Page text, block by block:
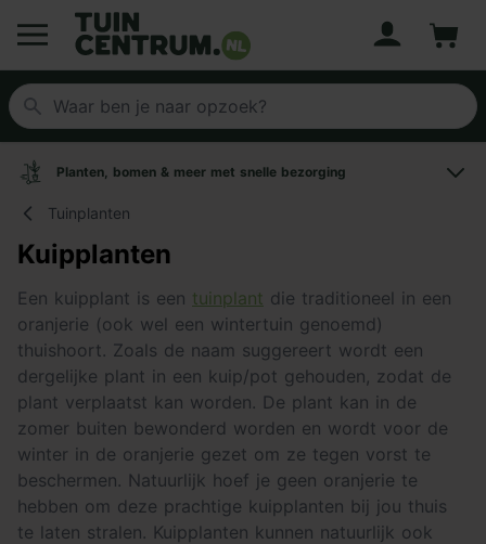
Logo Tuincentrum.nl
Planten, bomen & meer met snelle bezorging
Tuinplanten
Kuipplanten
Een kuipplant is een tuinplant die traditioneel in een
oranjerie (ook wel een wintertuin genoemd)
thuishoort. Zoals de naam suggereert wordt een
dergelijke plant in een kuip/pot gehouden, zodat de
plant verplaatst kan worden. De plant kan in de
zomer buiten bewonderd worden en wordt voor de
winter in de oranjerie gezet om ze tegen vorst te
beschermen. Natuurlijk hoef je geen oranjerie te
hebben om deze prachtige kuipplanten bij jou thuis
te laten stralen. Kuipplanten kunnen natuurlijk ook